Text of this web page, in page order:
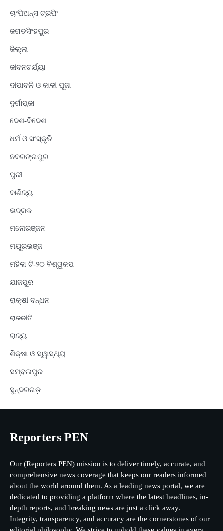
ଚାଂପିଅନ୍ସ ଟ୍ରଫି
ଜଗତସିଂହପୁର
ଜିଲ୍ଲା
ଜୀବନଚର୍ଯ୍ୟା
ଦୀପାବଳି ଓ କାଳୀ ପୂଜା
ଦୁର୍ଗାପୂଜା
ଦେଶ-ବିଦେଶ
ଧର୍ମ ଓ ସଂସ୍କୃତି
ନବରଙ୍ଗପୁର
ପୁରୀ
ବାଣିଜ୍ୟ
ଭଦ୍ରକ
ମନୋରଞ୍ଜନ
ମୟୂରଭଞ୍ଜ
ମହିଳା ଟି-୨୦ ବିଶ୍ୱକପ
ଯାଜପୁର
ରାକ୍ଷୀ ବନ୍ଧନ
ରାଜନୀତି
ରାଜ୍ୟ
ଶିକ୍ଷା ଓ ସ୍ୱାସ୍ଥ୍ୟ
ସମ୍ବଲପୁର
ସୁନ୍ଦରଗଡ଼
Reporters PEN
Our (Reporters PEN) mission is to deliver timely, accurate, and
comprehensive news coverage that keeps our readers informed
about the world around them. As a leading news portal, we are
dedicated to providing a platform where the latest headlines, in-
depth reports, and breaking news are just a click away.
Integrity, transparency, and accuracy are the cornerstones of our
editorial philosophy. We strive to uphold these values in every